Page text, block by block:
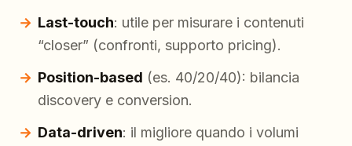
Last-touch: utile per misurare i contenuti
“closer” (confronti, supporto pricing).
Position-based (es. 40/20/40): bilancia
discovery e conversion.
Data-driven: il migliore quando i volumi